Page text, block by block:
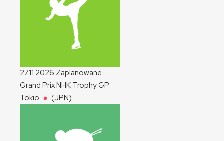
27.11.2026 Zaplanowane
Grand Prix NHK TrophyGP
Tokio
(JPN)